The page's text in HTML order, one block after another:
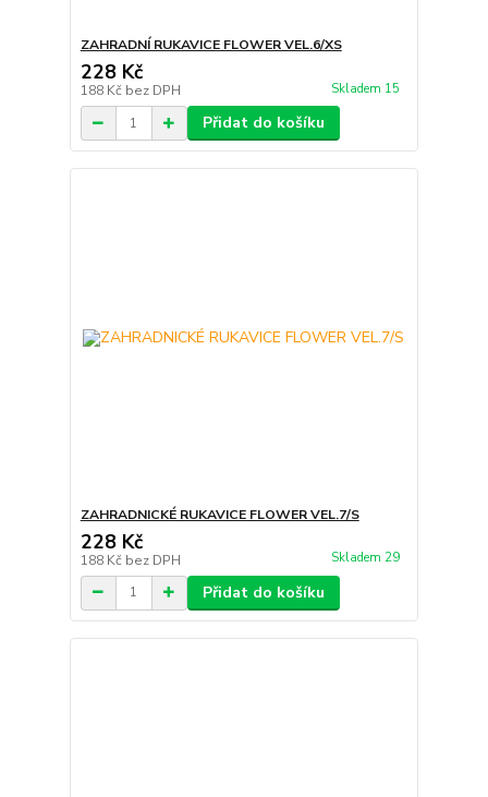
ZAHRADNÍ RUKAVICE FLOWER VEL.6/XS
228 Kč
188 Kč bez DPH Skladem 15
Přidat do košíku
ZAHRADNICKÉ RUKAVICE FLOWER VEL.7/S
228 Kč
188 Kč bez DPH Skladem 29
Přidat do košíku